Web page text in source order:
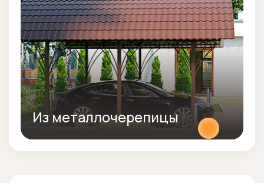
Из металлочерепицы